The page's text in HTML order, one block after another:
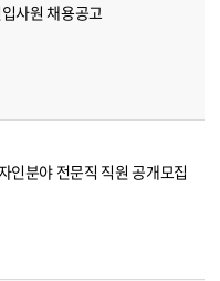
사원 채용공고
인분야 전문직 직원 공개모집